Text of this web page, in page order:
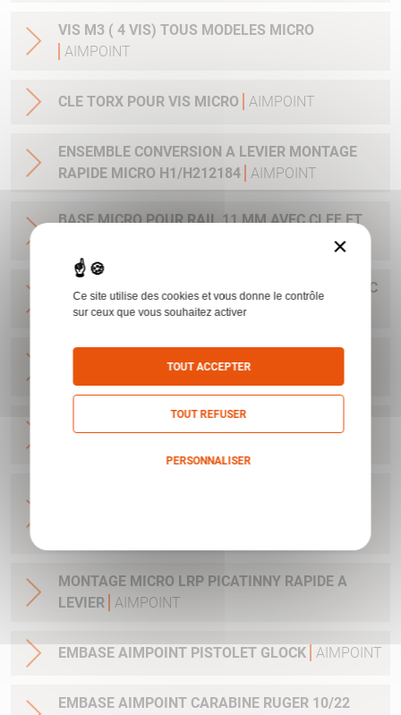
VIS M3 ( 4 VIS) TOUS MODELES MICRO
AIMPOINT
CLE TORX POUR VIS MICRO AIMPOINT
ENSEMBLE CONVERSION A LEVIER MONTAGE
RAPIDE MICRO H1/H212184 AIMPOINT
BASE MICRO POUR RAIL 11 MM AVEC CLEF ET
BASE POUR H1&H2&ACRO&MICRO SAFARI AVEC
CLEF ET VIS AIMPOINT
BASE MICRO DRILLING AVEC CLEF ET VIS POUR
BASE MICRO BLASER R93 ET AUTRES - AVEC
MONTAGE MICRO LRP PICATINNY RAPIDE A
LEVIER AIMPOINT
EMBASE AIMPOINT PISTOLET GLOCK AIMPOINT
EMBASE AIMPOINT CARABINE RUGER 10/22
×
Ce site utilise des cookies et vous donne le contrôle
sur ceux que vous souhaitez activer
TOUT ACCEPTER
TOUT REFUSER
PERSONNALISER